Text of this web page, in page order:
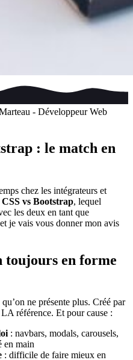
- Développeur Web
: le match en
chez les intégrateurs et
vs Bootstrap, lequel
les deux en tant que
je vais vous donner mon avis
toujours en forme
ne présente plus. Créé par
référence. Et pour cause :
: navbars, modals, carousels,
en main
: difficile de faire mieux en